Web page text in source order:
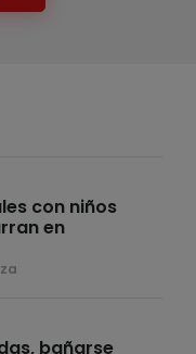
con niños
en
bañarse